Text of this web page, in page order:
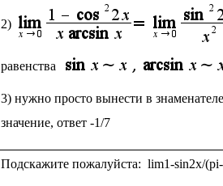
2)
равенства
3) нужно просто вынести в